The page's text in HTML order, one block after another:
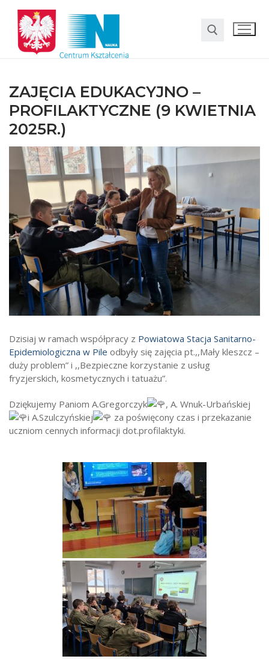
Oferta
LO SMS Talent
Strefa rodzica
Strefa ucznia
Bursa/Internat
Oferty pracy dla pracowników
Zadania realizowane z budżetu państwa
ZAJĘCIA EDUKACYJNO –
PROFILAKTYCZNE (9 KWIETNIA
2025R.)
Dzisiaj w ramach współpracy z Powiatowa Stacja Sanitarno-
Epidemiologiczna w Pile odbyły się zajęcia pt.,,Mały kleszcz –
duży problem” i ,,Bezpieczne korzystanie z usług
fryzjerskich, kosmetycznych i tatuażu”.
Dziękujemy Paniom A.Gregorczyk
, A. Wnuk-Urbańskiej
i A.Szulczyńskiej
za poświęcony czas i przekazanie
uczniom cennych informacji dot.profilaktyki.